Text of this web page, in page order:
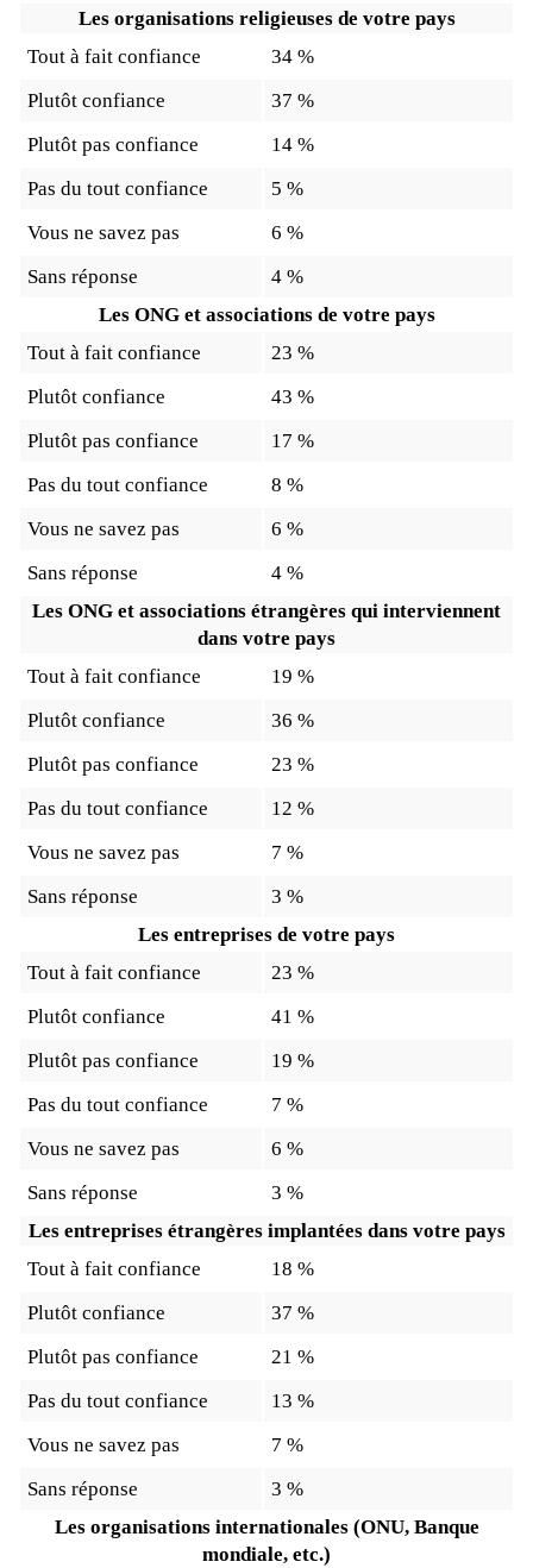
Les organisations religieuses de votre pays
Tout à fait confiance
34 %
Plutôt confiance
37 %
Plutôt pas confiance
14 %
Pas du tout confiance
5 %
Vous ne savez pas
6 %
Sans réponse
4 %
Les ONG et associations de votre pays
Tout à fait confiance
23 %
Plutôt confiance
43 %
Plutôt pas confiance
17 %
Pas du tout confiance
8 %
Vous ne savez pas
6 %
Sans réponse
4 %
Les ONG et associations étrangères qui interviennent
dans votre pays
Tout à fait confiance
19 %
Plutôt confiance
36 %
Plutôt pas confiance
23 %
Pas du tout confiance
12 %
Vous ne savez pas
7 %
Sans réponse
3 %
Les entreprises de votre pays
Tout à fait confiance
23 %
Plutôt confiance
41 %
Plutôt pas confiance
19 %
Pas du tout confiance
7 %
Vous ne savez pas
6 %
Sans réponse
3 %
Les entreprises étrangères implantées dans votre pays
Tout à fait confiance
18 %
Plutôt confiance
37 %
Plutôt pas confiance
21 %
Pas du tout confiance
13 %
Vous ne savez pas
7 %
Sans réponse
3 %
Les organisations internationales (ONU, Banque
mondiale, etc.)